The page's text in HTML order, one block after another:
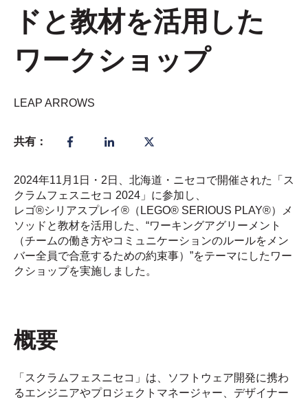
ドと教材を活用した
ワークショップ
LEAP ARROWS
共有：
2024年11月1日・2日、北海道・ニセコで開催された「ス
クラムフェスニセコ 2024」に参加し、
レゴ®シリアスプレイ®（LEGO® SERIOUS PLAY®）メ
ソッドと教材を活用した、“ワーキングアグリーメント
（チームの働き方やコミュニケーションのルールをメン
バー全員で合意するための約束事）”をテーマにしたワー
クショップを実施しました。
概要
「スクラムフェスニセコ」は、ソフトウェア開発に携わ
るエンジニアやプロジェクトマネージャー、デザイナー